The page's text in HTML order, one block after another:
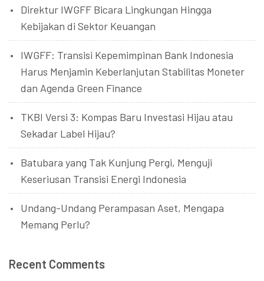
Direktur IWGFF Bicara Lingkungan Hingga
Kebijakan di Sektor Keuangan
IWGFF: Transisi Kepemimpinan Bank Indonesia
Harus Menjamin Keberlanjutan Stabilitas Moneter
dan Agenda Green Finance
TKBI Versi 3: Kompas Baru Investasi Hijau atau
Sekadar Label Hijau?
Batubara yang Tak Kunjung Pergi, Menguji
Keseriusan Transisi Energi Indonesia
Undang-Undang Perampasan Aset, Mengapa
Memang Perlu?
Recent Comments